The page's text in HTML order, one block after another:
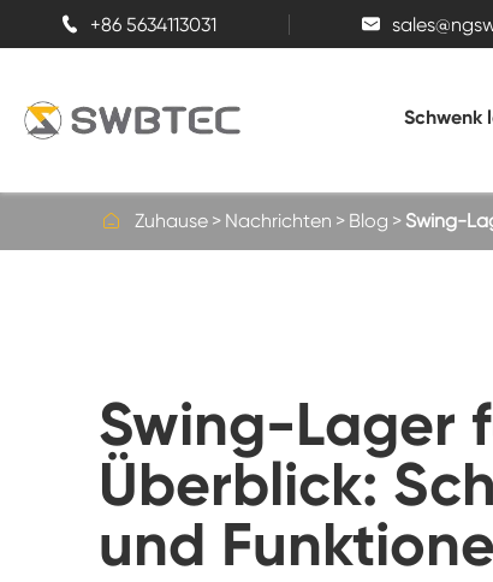
 +86 5634113031 
Schwenk
Dreireihige Rollenlenlenlager
Schwenk lager mit internem Zahnrad
Flansch schlinglager & leichtes Schlinglager
 Zuhause Nachrichten Blog Swing-
Swing-Lager
Überblick:
und